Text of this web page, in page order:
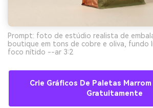
Prompt: foto de estúdio realista de
boutique em tons de cobre e oliva, fundo
foco nítido --ar 3:2
Crie Gráficos De Paletas Marrom
Gratuitamente